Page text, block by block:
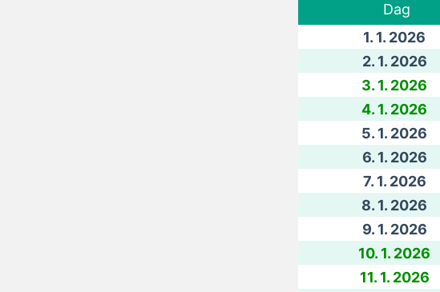
Dag
1. 1. 2026
2. 1. 2026
3. 1. 2026
4. 1. 2026
5. 1. 2026
6. 1. 2026
7. 1. 2026
8. 1. 2026
9. 1. 2026
10. 1. 2026
11. 1. 2026